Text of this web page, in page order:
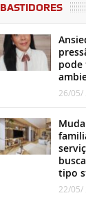
BASTIDORES
pode
26/05/
tipo
22/05/